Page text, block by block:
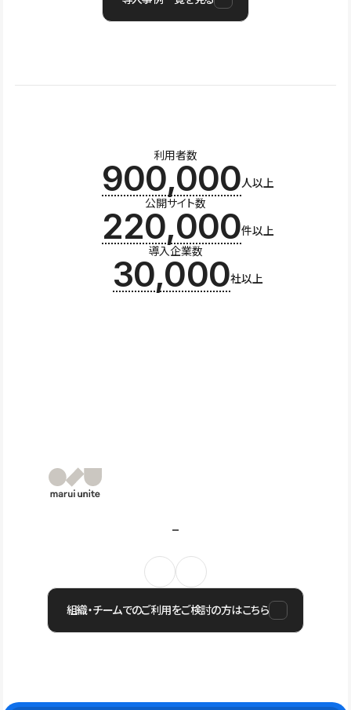
利用者数
900,000人以上
公開サイト数
220,000件以上
導入企業数
30,000社以上
組織・チームでのご利用をご検討の方はこちら